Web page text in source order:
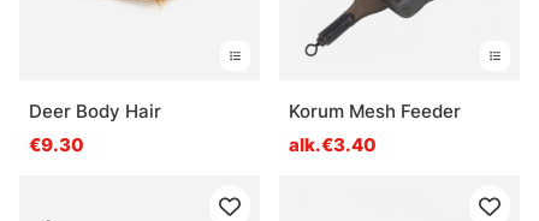
Deer Body Hair
€9.30
Korum Mesh Feeder
alk.€3.40